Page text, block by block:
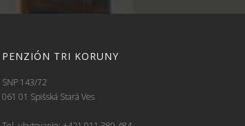
PENZIÓN TRI KORUNY
SNP 143/72
061 01 Spišská Stará Ves